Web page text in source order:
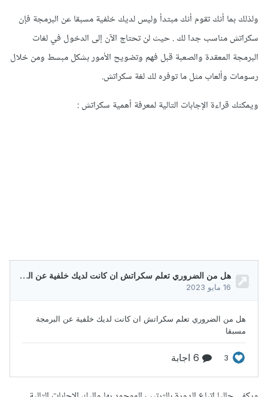
ولذلك بما أنك تقوم أنك مبتدأ وليس لديك خلفية مسبقا عن البرمجة فإن
سكراتش مناسب جدا لك . حيث لن تحتاج الآن إلى الدخول في لغات
البرمجة المعقدة والصعبة قبل فهم وتضويح الأمور بشكل مبسط ومن خلال
رسومات وألعاب مثل ما توفره لك لغة سكراتش.
ويمكنك قراءة الإجابات التالية لمعرفة أهمية سكراتش